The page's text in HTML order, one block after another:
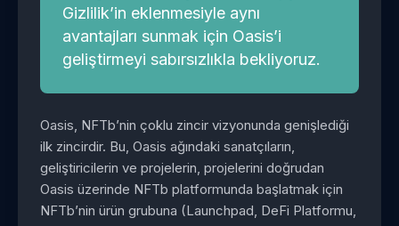
Gizlilik’in eklenmesiyle aynı
avantajları sunmak için Oasis’i
geliştirmeyi sabırsızlıkla bekliyoruz.
Oasis, NFTb’nin çoklu zincir vizyonunda genişlediği
ilk zincirdir. Bu, Oasis ağındaki sanatçıların,
geliştiricilerin ve projelerin, projelerini doğrudan
Oasis üzerinde NFTb platformunda başlatmak için
NFTb’nin ürün grubuna (Launchpad, DeFi Platformu,